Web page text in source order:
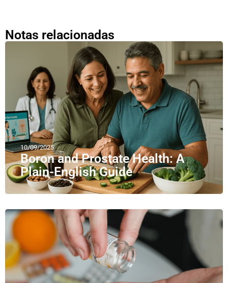
Notas relacionadas
10/09/2025
Boron and Prostate Health: A
Plain-English Guide